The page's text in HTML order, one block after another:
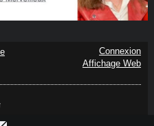
Connexion
Affichage Web